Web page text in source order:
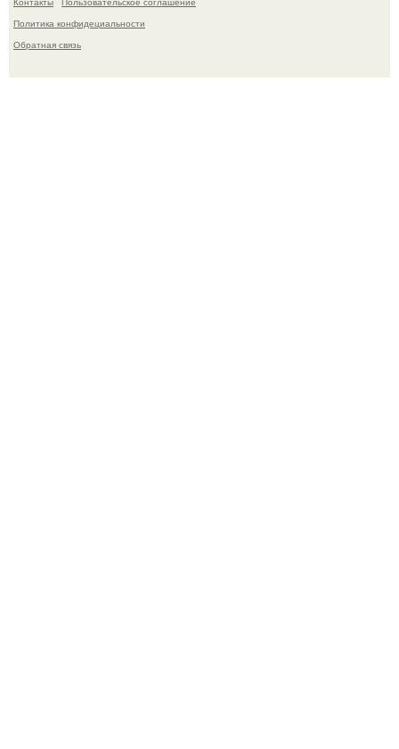
Политика конфидециальности
Обратная связь